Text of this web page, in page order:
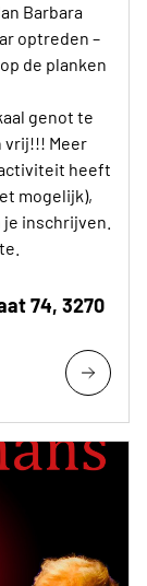
Barbara
optreden –
de planken
genot te
vrij!!! Meer
heeft
mogelijk),
inschrijven.
74, 3270